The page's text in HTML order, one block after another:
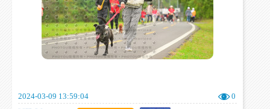
2024-03-09 13:59:04 0